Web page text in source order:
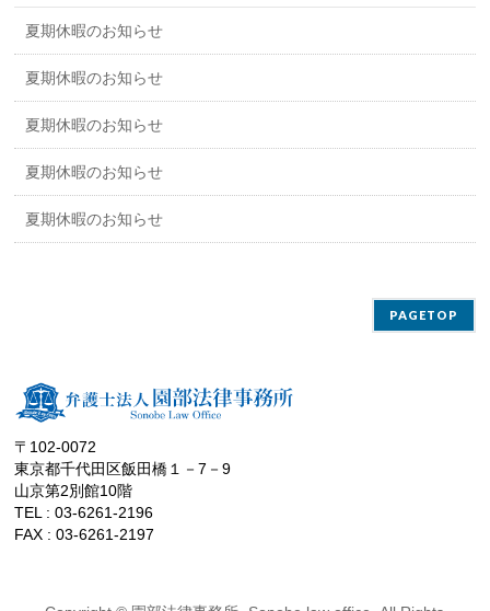
夏期休暇のお知らせ
夏期休暇のお知らせ
夏期休暇のお知らせ
夏期休暇のお知らせ
夏期休暇のお知らせ
PAGETOP
〒102-0072
東京都千代田区飯田橋１－7－9
山京第2別館10階
TEL : 03-6261-2196
FAX : 03-6261-2197